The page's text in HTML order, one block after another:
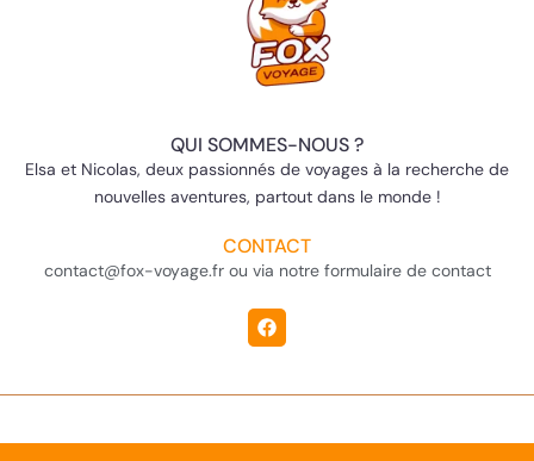
QUI SOMMES-NOUS ?
Elsa et Nicolas, deux passionnés de voyages à la recherche de
nouvelles aventures, partout dans le monde !
CONTACT
contact@fox-voyage.fr ou via notre formulaire de contact